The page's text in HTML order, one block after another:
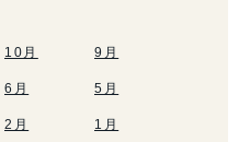
10月 9月
6月 5月
2月 1月